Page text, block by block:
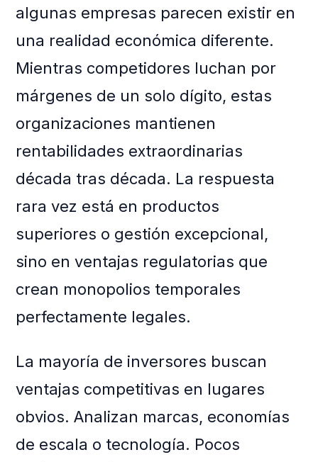
algunas empresas parecen existir en
una realidad económica diferente.
Mientras competidores luchan por
márgenes de un solo dígito, estas
organizaciones mantienen
rentabilidades extraordinarias
década tras década. La respuesta
rara vez está en productos
superiores o gestión excepcional,
sino en ventajas regulatorias que
crean monopolios temporales
perfectamente legales.
La mayoría de inversores buscan
ventajas competitivas en lugares
obvios. Analizan marcas, economías
de escala o tecnología. Pocos